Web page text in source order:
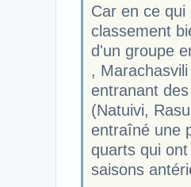
Car en ce
classement
d'un groupe
,
entranant
(Natuivi,
entraîné une
quarts qui
saisons